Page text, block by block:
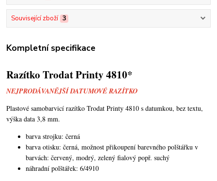
Související zboží 3
Kompletní specifikace
Razítko Trodat Printy 4810*
NEJPRODÁVANĚJŠÍ DATUMOVÉ RAZÍTKO
Plastové samobarvicí razítko Trodat Printy 4810 s datumkou,bez textu,
výška data 3,8 mm.
barva strojku: černá
barva otisku: černá,možnost přikoupení barevného polštářku v
barvách: červený, modrý, zelený fialový popř. suchý
náhradní polštářek: 6/4910